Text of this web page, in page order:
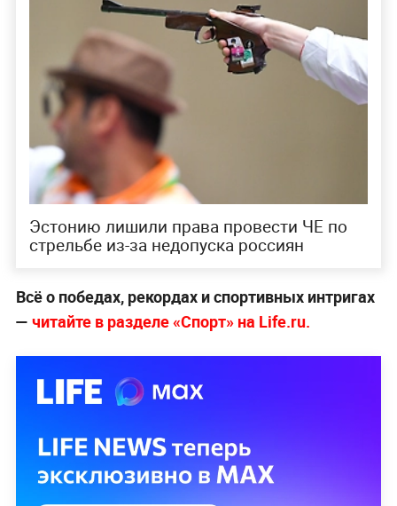
Эстонию лишили права провести ЧЕ по
стрельбе из-за недопуска россиян
Всё о победах, рекордах и спортивных интригах
— читайте в разделе «Спорт» на Life.ru.